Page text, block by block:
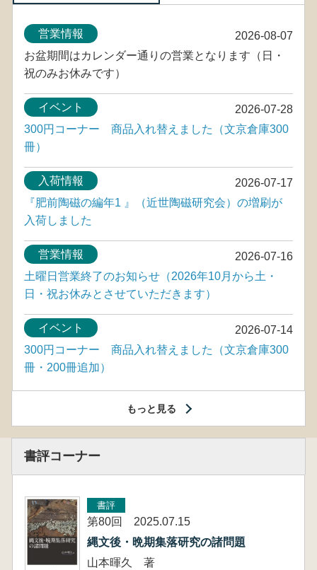
2026-08-07
営業情報
お盆期間はカレンダー通りの営業となります（日・
祝のみお休みです）
2026-07-28
イベント
300円コーナー 商品入れ替えました（文京倉庫300
冊）
2026-07-17
入荷情報
『肥前陶磁の編年1 』（近世陶磁研究会）の増刷が
入荷しました
2026-07-16
営業情報
土曜日営業終了のお知らせ（2026年10月から土・
日・祝お休みとさせていただきます）
2026-07-14
イベント
300円コーナー 商品入れ替えました（文京倉庫300
冊・200冊追加）
もっと見る
書評コーナー
書評
第80回 2025.07.15
縄文後・晩期集落研究の諸問題
山本暉久 著